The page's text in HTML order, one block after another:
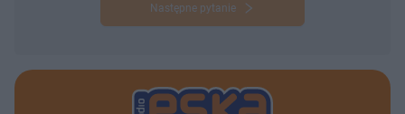
Następne pytanie